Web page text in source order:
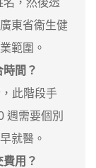
東省衞生健
範圍。
間？
此階段手
週需要個別
就醫。
用？